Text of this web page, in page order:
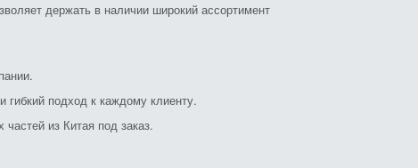
держать в наличии широкий ассортимент
подход к каждому клиенту.
из Китая под заказ.